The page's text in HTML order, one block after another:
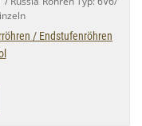
/ Endstufenröhren